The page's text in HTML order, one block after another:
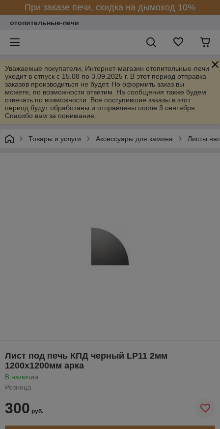
При заказе печи, скидка на дымоход 10%
отопительные-печи
Уважаемые покупатели, Интернет-магазин отопительные-печи
уходит в отпуск с 15.08 по 3.09.2025 г. В этот период отправка
заказов производиться не будет. Но оформить заказ вы
можете, по возможности ответим. На сообщения также будем
отвечать по возможности. Все поступившие заказы в этот
период будут обработаны и отправлены после 3 сентября.
Спасибо вам за понимание.
Товары и услуги Аксессуары для камина Листы
Лист под печь КПД черный LP11 2мм
1200х1200мм арка
В наличии
Розница
300 руб.